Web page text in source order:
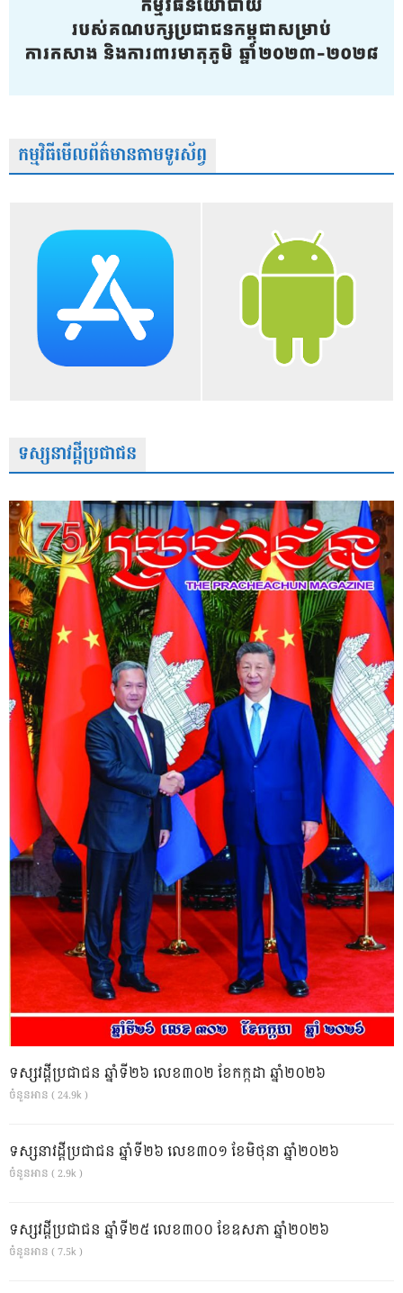
កម្មវិធីមើលព័ត៌មានតាមទូរស័ព្វ
ទស្សនាវដ្តីប្រជាជន
ទស្សវដ្តីប្រជាជន ឆ្នាំទី២៦ លេខ៣០២ ខែកក្កដា ឆ្នាំ២០២៦
ចំនួនអាន ( 24.9k )
ទស្សនាវដ្ដីប្រជាជន ឆ្នាំទី២៦ លេខ៣០១ ខែមិថុនា ឆ្នាំ២០២៦
ចំនួនអាន ( 2.9k )
ទស្សវដ្តីប្រជាជន ឆ្នាំទី២៥ លេខ៣០០ ខែឧសភា ឆ្នាំ២០២៦
ចំនួនអាន ( 7.5k )